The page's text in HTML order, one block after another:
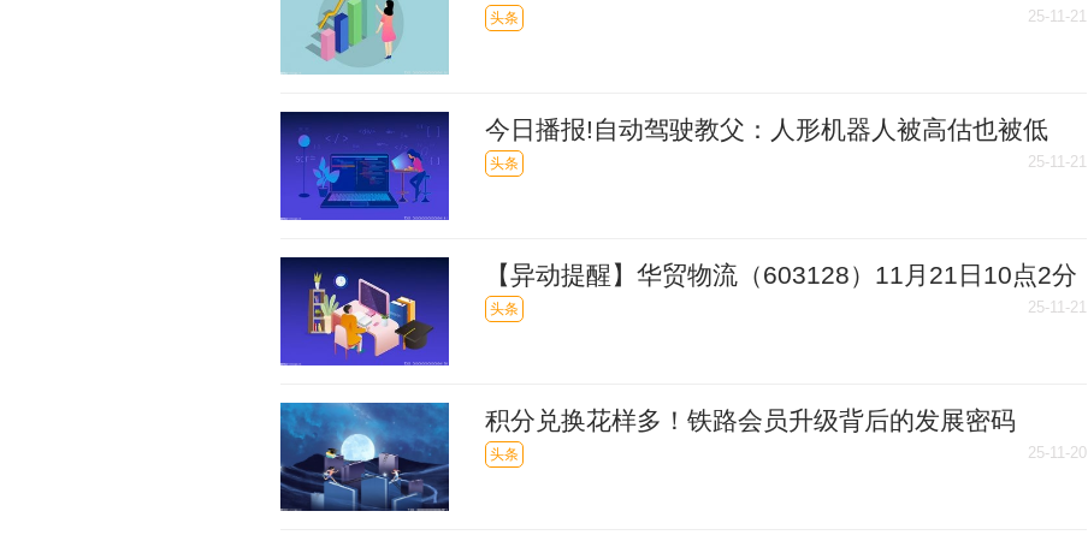
头条 25-11-21
今日播报!自动驾驶教父：人形机器人被高估也被低
估，空中机器人市场空间将远超地面
头条 25-11-21
【异动提醒】华贸物流（603128）11月21日10点2分
创60日新低
头条 25-11-21
积分兑换花样多！铁路会员升级背后的发展密码
头条 25-11-20